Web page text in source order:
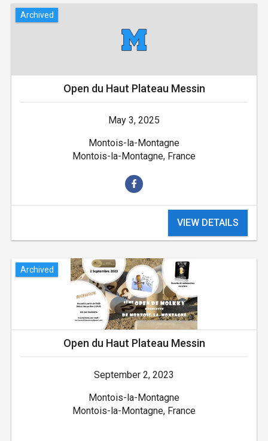
Archived
Open du Haut Plateau Messin
May 3, 2025
Montois-la-Montagne
Montois-la-Montagne, France
VIEW DETAILS
Archived
Open du Haut Plateau Messin
September 2, 2023
Montois-la-Montagne
Montois-la-Montagne, France